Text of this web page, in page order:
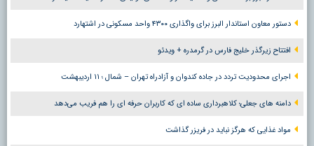
دستور معاون استاندار البرز برای واگذاری ۴۳۰۰ واحد مسکونی در اشتهارد
افتتاح زیرگذر خلیج فارس در گرمدره + ویدئو
اجرای محدودیت تردد در جاده کندوان و آزادراه تهران – شمال ؛ ١١ اردیبهشت
دامنه های جعلی؛ کلاهبرداری ساده ای که کاربران حرفه ای را هم فریب می‌دهد
مواد غذایی که هرگز نباید در فریزر گذاشت